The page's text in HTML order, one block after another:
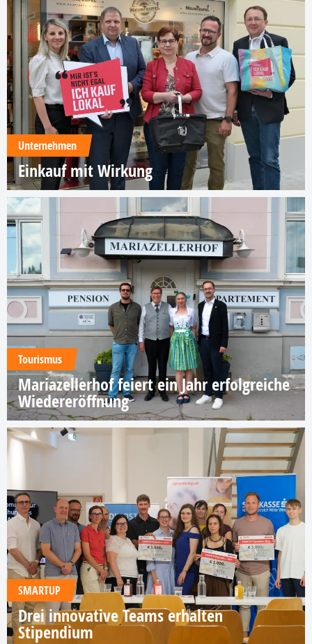
Unternehmen
Einkauf mit Wirkung
Tourismus
Mariazellerhof feiert ein Jahr erfolgreiche
Wiedereröffnung
SMARTUP
Drei innovative Teams erhalten
Stipendium